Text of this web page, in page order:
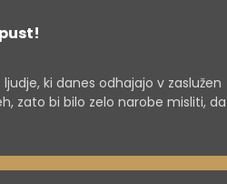
ki danes odhajajo v zaslužen
zato bi bilo zelo narobe misliti,